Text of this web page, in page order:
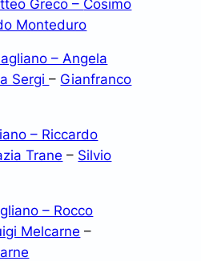
Greco – Cosimo
Monteduro
– Angela
Sergi– Gianfranco
– Riccardo
Trane – Silvio
– Rocco
Melcarne –